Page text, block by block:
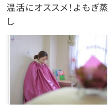
温活にオススメ！よもぎ蒸
し